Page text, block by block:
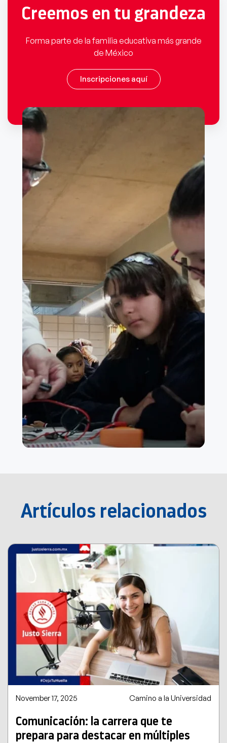
Creemos en tu grandeza
Forma parte de la familia educativa más grande
de México
Inscripciones aquí
Artículos relacionados
November 17, 2025 Camino a la Universidad
Comunicación: la carrera que te
prepara para destacar en múltiples